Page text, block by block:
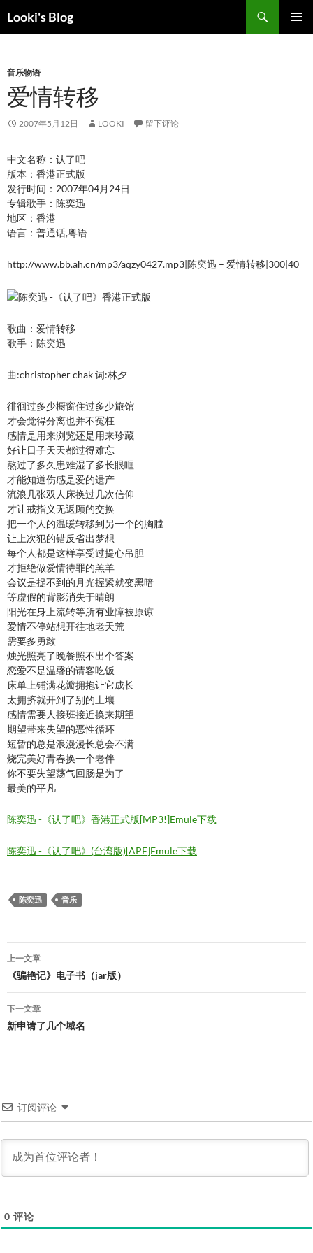
至
正
Looki's Blog
索
音乐物语
爱情转移
2007年5月12日 LOOKI 留下评论
中文名称：认了吧
版本：香港正式版
发行时间：2007年04月24日
专辑歌手：陈奕迅
地区：香港
语言：普通话,粤语
http://www.bb.ah.cn/mp3/aqzy0427.mp3|陈奕迅 – 爱情转移|300|40
歌曲：爱情转移
歌手：陈奕迅
曲:christopher chak 词:林夕
徘徊过多少橱窗住过多少旅馆
才会觉得分离也并不冤枉
感情是用来浏览还是用来珍藏
好让日子天天都过得难忘
熬过了多久患难湿了多长眼眶
才能知道伤感是爱的遗产
流浪几张双人床换过几次信仰
才让戒指义无返顾的交换
把一个人的温暖转移到另一个的胸膛
让上次犯的错反省出梦想
每个人都是这样享受过提心吊胆
才拒绝做爱情待罪的羔羊
会议是捉不到的月光握紧就变黑暗
等虚假的背影消失于晴朗
阳光在身上流转等所有业障被原谅
爱情不停站想开往地老天荒
需要多勇敢
烛光照亮了晚餐照不出个答案
恋爱不是温馨的请客吃饭
床单上铺满花瓣拥抱让它成长
太拥挤就开到了别的土壤
感情需要人接班接近换来期望
期望带来失望的恶性循环
短暂的总是浪漫漫长总会不满
烧完美好青春换一个老伴
你不要失望荡气回肠是为了
最美的平凡
陈奕迅 -《认了吧》香港正式版[MP3!]Emule下载
陈奕迅 -《认了吧》(台湾版)[APE]Emule下载
陈奕迅 音乐
文
章
导
航
上一文章
《骗艳记》电子书（jar版）
下一文章
新申请了几个域名
订阅评论
0 评论